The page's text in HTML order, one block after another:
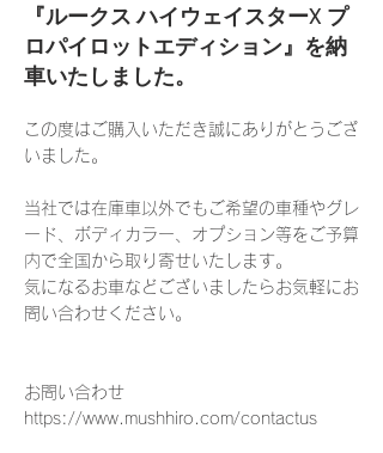
『ルークス ハイウェイスターX プ
ロパイロットエディション』を納
車いたしました。
この度はご購入いただき誠にありがとうござ
いました。
当社では在庫車以外でもご希望の車種やグレ
ード、ボディカラー、オプション等をご予算
内で全国から取り寄せいたします。
気になるお車などございましたらお気軽にお
問い合わせください。
お問い合わせ
https://www.mushhiro.com/contactus